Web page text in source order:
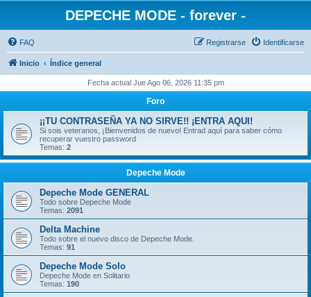
DEPECHE MODE - forever -
FAQ Identificarse
Registrarse
Inicio Índice general
Fecha actual Jue Ago 06, 2026 11:35 pm
Foro
¡¡TU CONTRASEÑA YA NO SIRVE!! ¡ENTRA AQUI!
Si sois veteranos, ¡Bienvenidos de nuevo! Entrad aquí para saber cómo
recuperar vuestro password
Temas: 2
Depeche Mode
Depeche Mode GENERAL
Todo sobre Depeche Mode
Temas: 2091
Delta Machine
Todo sobre el nuevo disco de Depeche Mode.
Temas: 91
Depeche Mode Solo
Depeche Mode en Solitario
Temas: 190